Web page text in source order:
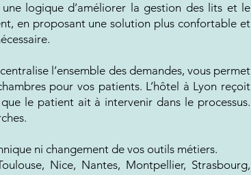
logique d’améliorer la gestion des lits et le
en proposant une solution plus confortable et
l’ensemble des demandes, vous permet
pour vos patients. L’hôtel à Lyon reçoit
le patient ait à intervenir dans le processus.
ni changement de vos outils métiers.
Nice, Nantes, Montpellier, Strasbourg,